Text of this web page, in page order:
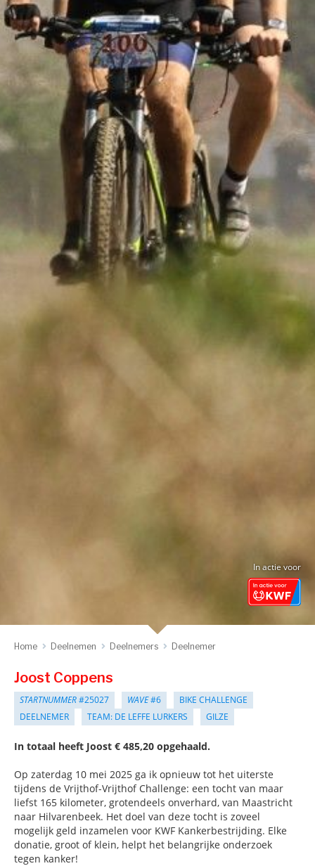
In actie voor
Home Deelnemen Deelnemers Deelnemer
Joost Coppens
STARTNUMMER#25027 WAVE#6
BIKE CHALLENGE
DEELNEMER
TEAM: DE LEFFE LURKERS GILZE
In totaal heeft Joost € 485,20 opgehaald.
Op zaterdag 10 mei 2025 ga ik opnieuw tot het uiterste
tijdens de Vrijthof-Vrijthof Challenge: een tocht van maar
liefst 165 kilometer, grotendeels onverhard, van Maastricht
naar Hilvarenbeek. Het doel van deze tocht is zoveel
mogelijk geld inzamelen voor KWF Kankerbestrijding. Elke
donatie, groot of klein, helpt het belangrijke onderzoek
tegen kanker!